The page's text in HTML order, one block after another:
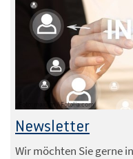
Foto: maxsim / Fotolia.com
Newsletter
Wir möchten Sie gerne